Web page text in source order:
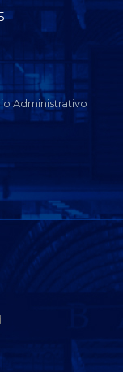
Administrativo